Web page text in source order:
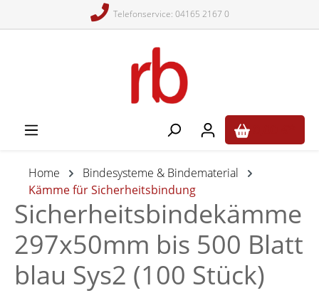
Telefonservice: 04165 2167 0
Home
Bindesysteme & Bindematerial
Kämme für Sicherheitsbindung
Sicherheitsbindekämme
297x50mm bis 500 Blatt
blau Sys2 (100 Stück)